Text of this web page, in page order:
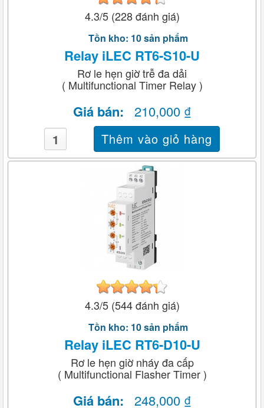
4.3/5 (228 đánh giá)
Tồn kho: 10 sản phẩm
Relay iLEC RT6-S10-U
Rơ le hẹn giờ trễ đa dải
( Multifunctional Timer Relay )
Giá bán: 210,000 ₫
4.3/5 (544 đánh giá)
Tồn kho: 10 sản phẩm
Relay iLEC RT6-D10-U
Rơ le hẹn giờ nháy đa cấp
( Multifunctional Flasher Timer )
Giá bán: 248,000 ₫